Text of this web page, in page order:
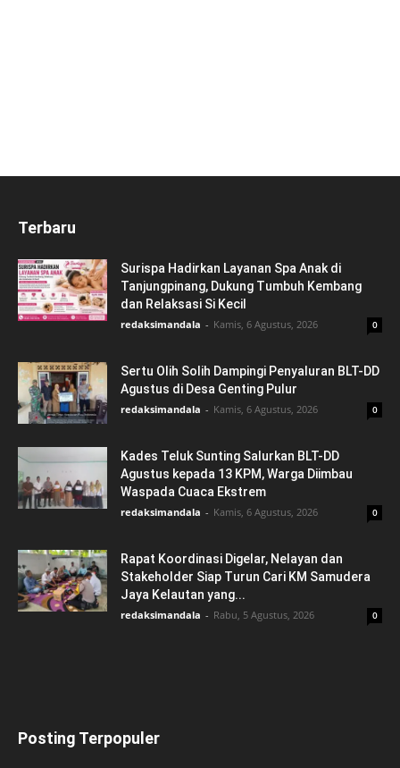
Terbaru
Surispa Hadirkan Layanan Spa Anak di
Tanjungpinang, Dukung Tumbuh Kembang
dan Relaksasi Si Kecil
redaksimandala - Kamis, 6 Agustus, 2026 0
Sertu Olih Solih Dampingi Penyaluran BLT-DD
Agustus di Desa Genting Pulur
redaksimandala - Kamis, 6 Agustus, 2026 0
Kades Teluk Sunting Salurkan BLT-DD
Agustus kepada 13 KPM, Warga Diimbau
Waspada Cuaca Ekstrem
redaksimandala - Kamis, 6 Agustus, 2026 0
Rapat Koordinasi Digelar, Nelayan dan
Stakeholder Siap Turun Cari KM Samudera
Jaya Kelautan yang...
redaksimandala - Rabu, 5 Agustus, 2026 0
Posting Terpopuler